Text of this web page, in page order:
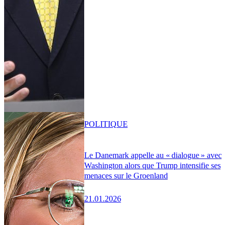
Le Danemark appelle au « dialogue » avec
Washington alors que Trump intensifie ses
menaces sur le Groenland
21.01.2026
POLITIQUE